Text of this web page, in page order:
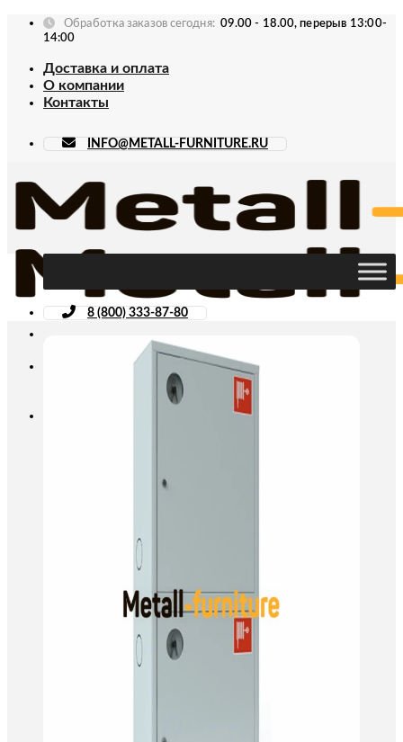
Skip
Обработка заказов сегодня: 09.00 - 18.00, перерыв 13:00-
14:00
Доставка и оплата
О компании
Контакты
INFO@METALL-FURNITURE.RU
8 (800) 333-87-80